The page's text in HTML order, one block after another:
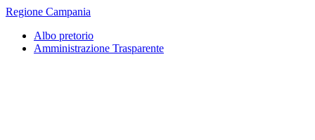
Regione Campania
Albo pretorio
Amministrazione Trasparente